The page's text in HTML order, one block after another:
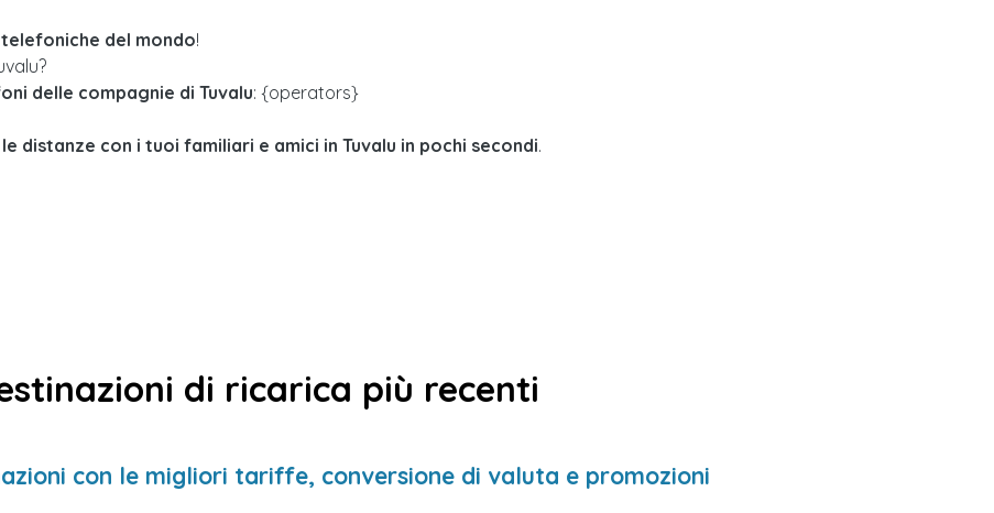
del mondo!
delle compagnie di Tuvalu: {operators}
distanze con i tuoi familiari e amici in Tuvalu in pochi secondi.
di ricarica più recenti
con le migliori tariffe, conversione di valuta e promozioni